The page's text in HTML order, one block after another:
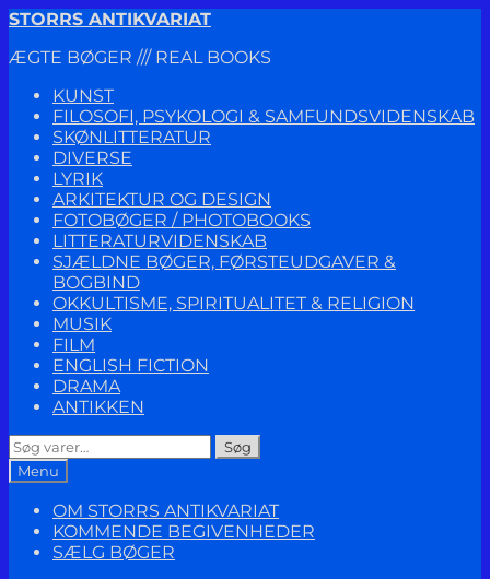
Spring
navigation
Spring
indhold
STORRS ANTIKVARIAT
ÆGTE BØGER /// REAL BOOKS
KUNST
FILOSOFI, PSYKOLOGI & SAMFUNDSVIDENSKAB
SKØNLITTERATUR
DIVERSE
LYRIK
ARKITEKTUR OG DESIGN
FOTOBØGER / PHOTOBOOKS
LITTERATURVIDENSKAB
SJÆLDNE BØGER, FØRSTEUDGAVER &
BOGBIND
OKKULTISME, SPIRITUALITET & RELIGION
MUSIK
FILM
ENGLISH FICTION
DRAMA
ANTIKKEN
Søg
efter:
Søg
Menu
OM STORRS ANTIKVARIAT
KOMMENDE BEGIVENHEDER
SÆLG BØGER